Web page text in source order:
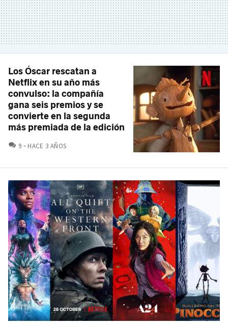
Los Óscar rescatan a
Netflix en su año más
convulso: la compañía
gana seis premios y se
convierte en la segunda
más premiada de la edición
9 COMENTARIOS
HACE 3 AÑOS